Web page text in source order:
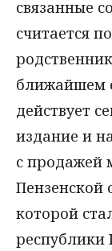
связанные
считается
ближайшем
действует
издание и
с продажей
Пензенской
которой
республики